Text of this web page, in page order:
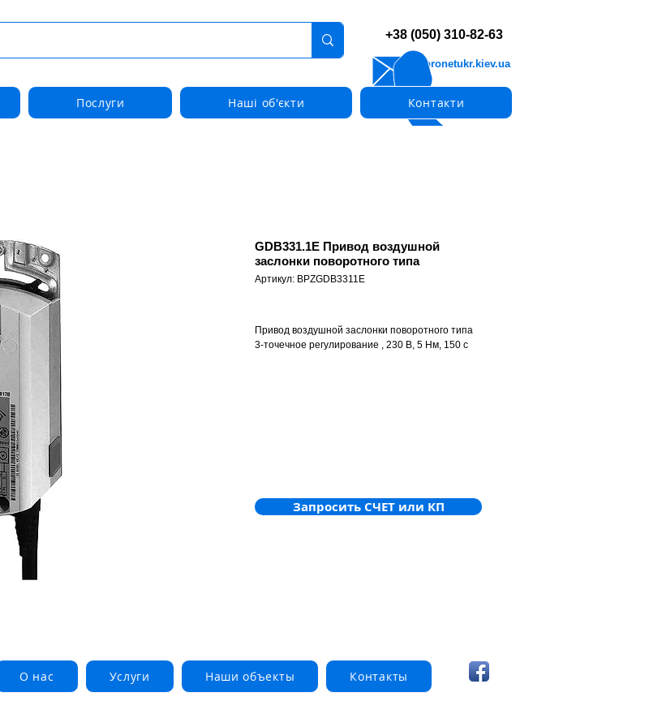
info@pronetukr.kiev.ua
+38 (050) 310-82-63
Послуги Наші об'єкти Контакти
GDB331.1E Привод воздушной
заслонки поворотного типа
Артикул: BPZGDB3311E
Привод воздушной заслонки поворотного типа
3-точечное регулирование , 230 В, 5 Нм, 150 с
Запросить СЧЕТ или КП
О нас Услуги Наши объекты Контакты